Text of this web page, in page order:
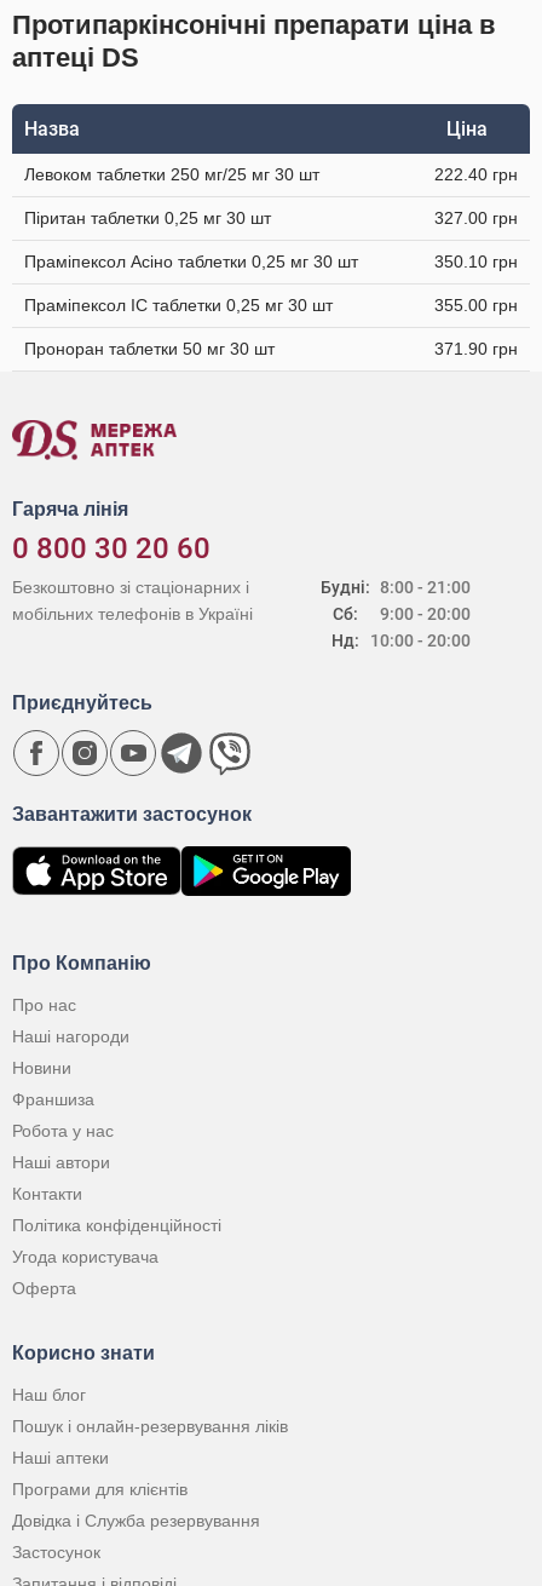
Протипаркінсонічні препарати ціна в
аптеці DS
Назва Ціна
Левоком таблетки 250 мг/25 мг 30 шт 222.40 грн
Піритан таблетки 0,25 мг 30 шт 327.00 грн
Праміпексол Асіно таблетки 0,25 мг 30 шт 350.10 грн
Праміпексол IC таблетки 0,25 мг 30 шт 355.00 грн
Проноран таблетки 50 мг 30 шт 371.90 грн
Гаряча лінія
0 800 30 20 60
Будні:
Сб:
Нд:
8:00 - 21:00
9:00 - 20:00
10:00 - 20:00
Безкоштовно зі стаціонарних і
мобільних телефонів в Україні
Про Компанію
Про нас
Наші нагороди
Новини
Франшиза
Робота у нас
Наші автори
Контакти
Політика конфіденційності
Угода користувача
Оферта
Корисно знати
Наш блог
Пошук і онлайн-резервування ліків
Наші аптеки
Програми для клієнтів
Довідка і Служба резервування
Застосунок
Завантажити застосунок
Приєднуйтесь